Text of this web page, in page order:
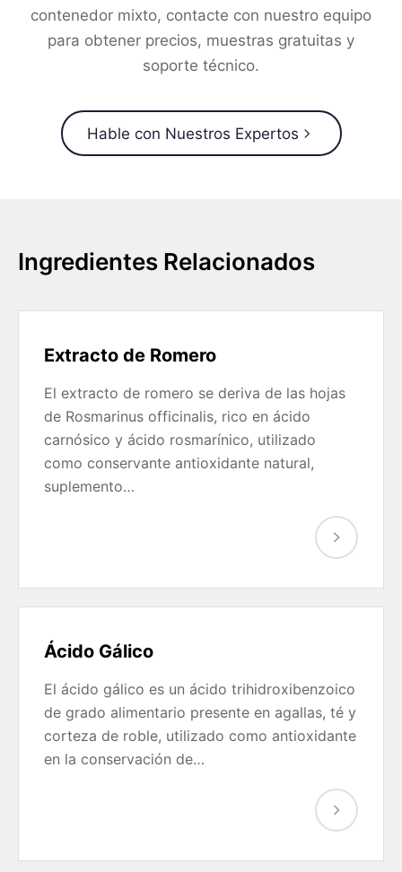
contenedor mixto, contacte con nuestro equipo
para obtener precios, muestras gratuitas y
soporte técnico.
Hable con Nuestros Expertos
Ingredientes Relacionados
Extracto de Romero
El extracto de romero se deriva de las hojas
de Rosmarinus officinalis, rico en ácido
carnósico y ácido rosmarínico, utilizado
como conservante antioxidante natural,
suplemento…
Ácido Gálico
El ácido gálico es un ácido trihidroxibenzoico
de grado alimentario presente en agallas, té y
corteza de roble, utilizado como antioxidante
en la conservación de…